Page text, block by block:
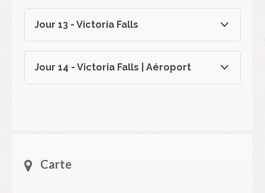
Jour 13 - Victoria Falls
Jour 14 - Victoria Falls | Aéroport
Carte